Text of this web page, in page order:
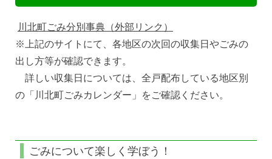
川北町ごみ分別事典（外部リンク）
※上記のサイトにて、各地区の次回の収集日やごみの
出し方等が確認できます。
詳しい収集日については、全戸配布している地区別
の「川北町ごみカレンダー」をご確認ください。
ごみについて楽しく学ぼう！